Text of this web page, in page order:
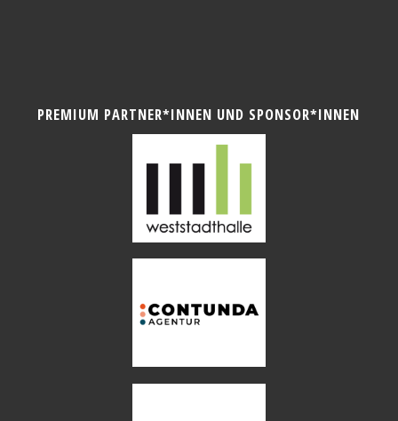
PREMIUM PARTNER*INNEN UND SPONSOR*INNEN